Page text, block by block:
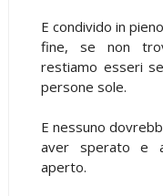
E condivido in
fine, se non
restiamo esseri
persone sole.
E nessuno
aver sperato e
aperto.